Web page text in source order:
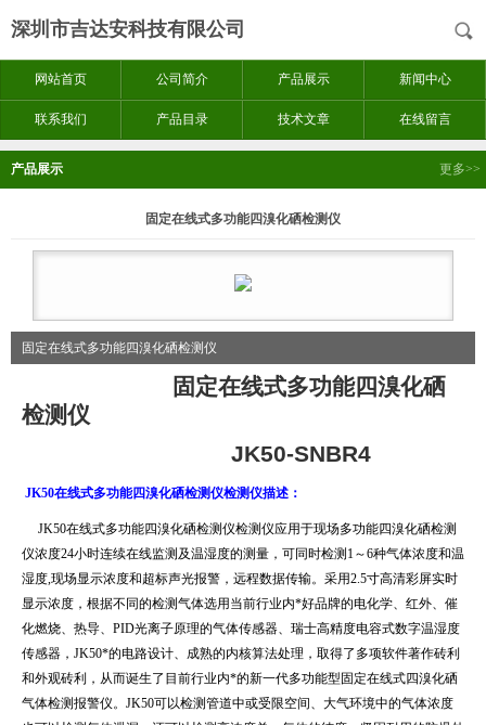
深圳市吉达安科技有限公司
网站首页 公司简介 产品展示 新闻中心
联系我们 产品目录 技术文章 在线留言
产品展示 更多>>
固定在线式多功能四溴化硒检测仪
固定在线式多功能四溴化硒检测仪
固定在线式多功能四溴化硒
检测仪
JK50-SNBR4
JK50在线式多功能四溴化硒检测仪检测仪描述：
JK50在线式多功能四溴化硒检测仪检测仪应用于现场多功能四溴化硒检测
仪浓度24小时连续在线监测及温湿度的测量，可同时检测1 ～6种气体浓度和温
湿度 现场显示浓度和超标声光报警，远程数据传输。采用2.5寸高清彩屏实时
显示浓度，根据不同的检测气体选用当前行业内*好品牌的电化学、红外、催
化燃烧、热导、 PID光离子原理的气体传感器、瑞士高精度电容式数字温湿度
传感器， JK50*的电路设计、成熟的内核算法处理，取得了多项软件著作砖利
和外观砖利，从而诞生了目前行业内*的新一代多功能型固定在线式四溴化硒
气体检测报警仪。 JK50可以检测管道中或受限空间、大气环境中的气体浓度